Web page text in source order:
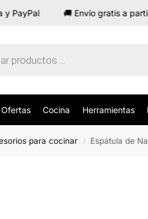
🚚 Envío gratis a partir
Ofertas Cocina Herramientas
para cocinar / Espátula de